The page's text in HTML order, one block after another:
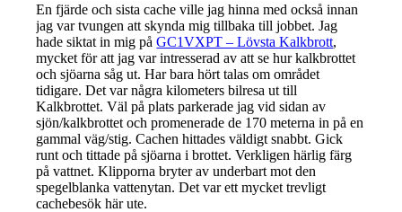
En fjärde och sista cache ville jag hinna med också innan
jag var tvungen att skynda mig tillbaka till jobbet. Jag
hade siktat in mig påGC1VXPT – Lövsta Kalkbrott,
mycket för att jag var intresserad av att se hur kalkbrottet
och sjöarna såg ut. Har bara hört talas om området
tidigare. Det var några kilometers bilresa ut till
Kalkbrottet. Väl på plats parkerade jag vid sidan av
sjön/kalkbrottet och promenerade de 170 meterna in på en
gammal väg/stig. Cachen hittades väldigt snabbt. Gick
runt och tittade på sjöarna i brottet. Verkligen härlig färg
på vattnet. Klipporna bryter av underbart mot den
spegelblanka vattenytan. Det var ett mycket trevligt
cachebesök här ute.